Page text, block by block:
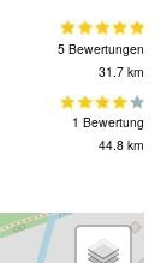
5 Bewertungen
31.7 km
1 Bewertung
44.8 km